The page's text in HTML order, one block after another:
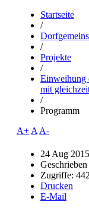
Startseite
/
/
Projekte
/
Einweihung
mit
/
Programm
A+ A A-
24 Aug
Zugriffe:
Drucken
E-Mail